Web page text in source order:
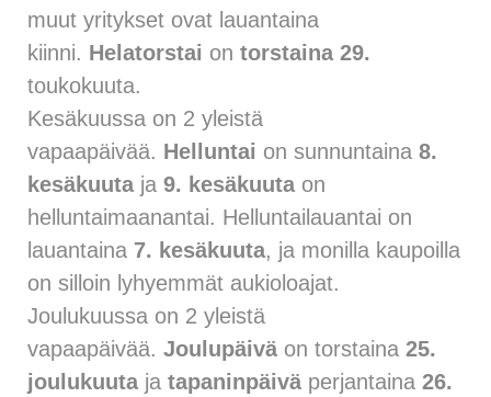
muut yritykset ovat lauantaina
kiinni. Helatorstai on torstaina 29.
toukokuuta.
Kesäkuussa on 2 yleistä
vapaapäivää. Helluntai on sunnuntaina 8.
kesäkuutaja 9. kesäkuutaon
helluntaimaanantai. Helluntailauantai on
lauantaina 7. kesäkuuta, ja monilla kaupoilla
on silloin lyhyemmät aukioloajat.
Joulukuussa on 2 yleistä
vapaapäivää. Joulupäivä on torstaina 25.
joulukuutaja tapaninpäivä perjantaina 26.